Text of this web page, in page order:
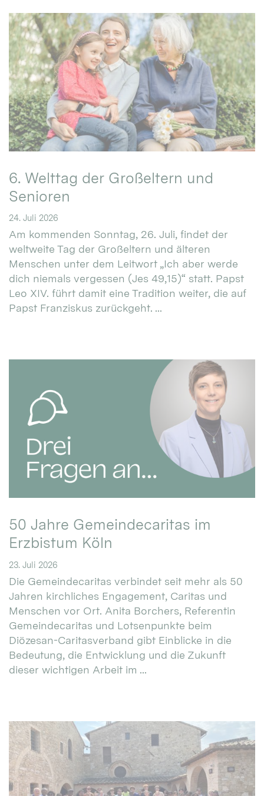
6. Welttag der Großeltern und
Senioren
24. Juli 2026
Am kommenden Sonntag, 26. Juli, findet der
weltweite Tag der Großeltern und älteren
Menschen unter dem Leitwort „Ich aber werde
dich niemals vergessen (Jes 49,15)“ statt. Papst
Leo XIV. führt damit eine Tradition weiter, die auf
Papst Franziskus zurückgeht. ...
50 Jahre Gemeindecaritas im
Erzbistum Köln
23. Juli 2026
Die Gemeindecaritas verbindet seit mehr als 50
Jahren kirchliches Engagement, Caritas und
Menschen vor Ort. Anita Borchers, Referentin
Gemeindecaritas und Lotsenpunkte beim
Diözesan-Caritasverband gibt Einblicke in die
Bedeutung, die Entwicklung und die Zukunft
dieser wichtigen Arbeit im ...